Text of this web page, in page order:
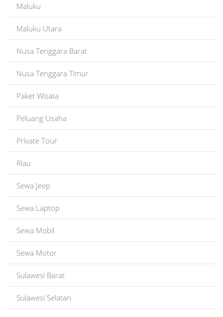
Maluku
Maluku Utara
Nusa Tenggara Barat
Nusa Tenggara Timur
Paket Wisata
Peluang Usaha
Private Tour
Riau
Sewa Jeep
Sewa Laptop
Sewa Mobil
Sewa Motor
Sulawesi Barat
Sulawesi Selatan